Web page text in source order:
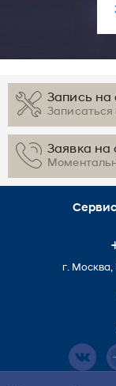
Запись на
Записаться
Заявка на
г. Москва,